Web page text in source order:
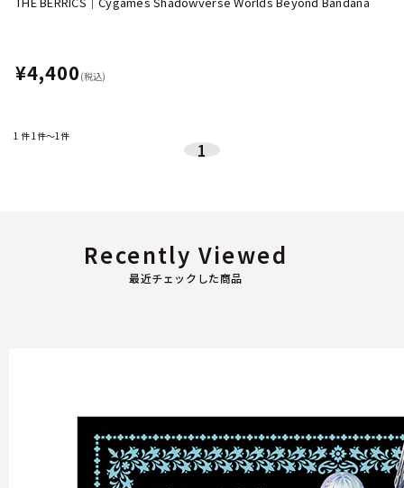
¥4,400 (税込)
1 件1件～1件
1
最近チェックした商品
Recently Viewed